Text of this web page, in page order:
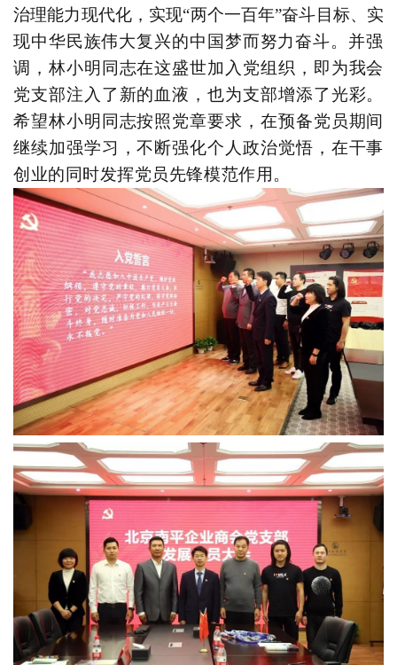
治理能力现代化，实现“两个一百年”奋斗目标、实
现中华民族伟大复兴的中国梦而努力奋斗。 并强
调，林小明同志在这盛世加入党组织，即为我会
党支部注入了新的血液，也为支部增添了光彩。
希望林小明同志按照党章要求，在预备党员期间
继续加强学习，不断强化个人政治觉悟，在干事
创业的同时发挥党员先锋模范作用。